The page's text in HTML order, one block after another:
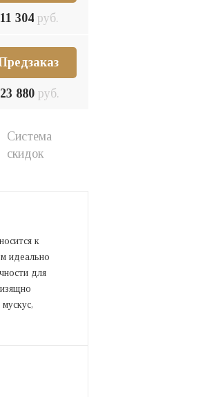
11 304 руб.
23 880 руб.
Система
скидок
к
идеально
для